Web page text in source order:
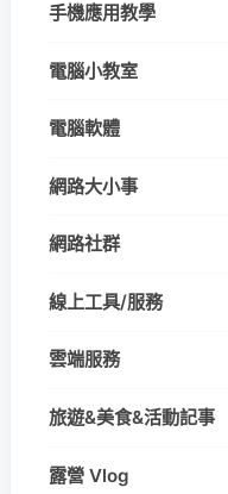
手機應用教學
電腦小教室
電腦軟體
網路大小事
網路社群
線上工具/服務
雲端服務
旅遊&美食&活動記事
露營 Vlog